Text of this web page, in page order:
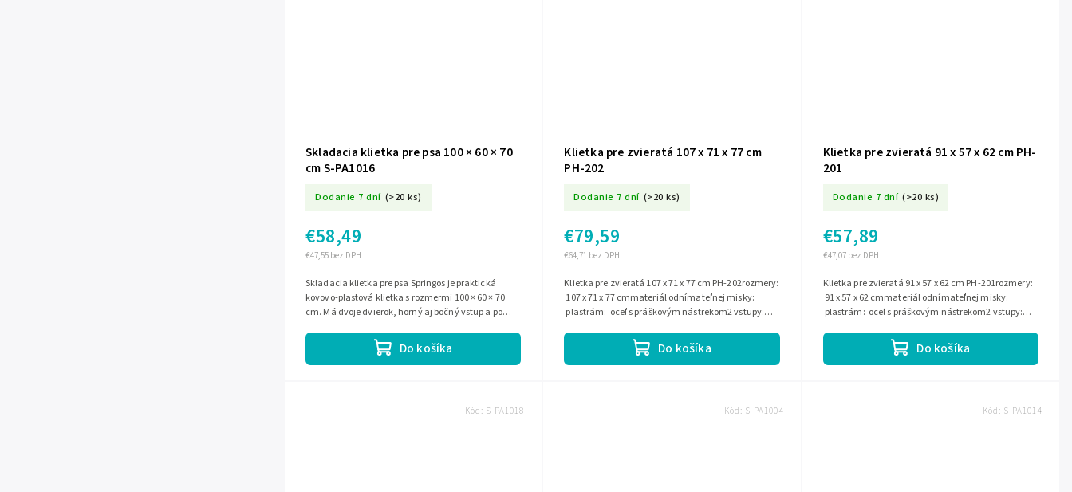
Skladacia klietka pre psa 100 × 60 × 70
cm S-PA1016
Dodanie 7 dní (>20 ks)
€47,55 bez DPH
€58,49
Do košíka
Skladacia klietka pre psa Springos je praktická
kovovo-plastová klietka s rozmermi 100 × 60 × 70
cm. Má dvoje dvierok, horný aj bočný vstup a po
Klietka pre zvieratá 107 x 71 x 77 cm
PH-202
Dodanie 7 dní (>20 ks)
€64,71 bez DPH
€79,59
Do košíka
Klietka pre zvieratá 107 x 71 x 77 cm PH-202rozmery:
107 x 71 x 77 cmmateriál odnímateľnej misky:
plastrám: oceľ s práškovým nástrekom2 vstupy:
Klietka pre zvieratá 91 x 57 x 62 cm PH-
201
Dodanie 7 dní (>20 ks)
€47,07 bez DPH
€57,89
Do košíka
Klietka pre zvieratá 91 x 57 x 62 cm PH-201rozmery:
91 x 57 x 62 cmmateriál odnímateľnej misky:
plastrám: oceľ s práškovým nástrekom2 vstupy:
Kód: S-PA1018 Kód: S-PA1004 Kód: S-PA1014